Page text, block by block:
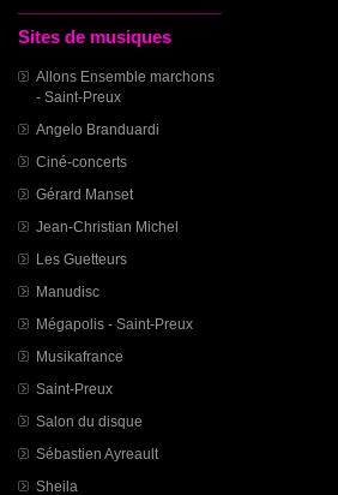
Sites de musiques
Allons Ensemble marchons
- Saint-Preux
Angelo Branduardi
Ciné-concerts
Gérard Manset
Jean-Christian Michel
Les Guetteurs
Manudisc
Mégapolis - Saint-Preux
Musikafrance
Saint-Preux
Salon du disque
Sébastien Ayreault
Sheila